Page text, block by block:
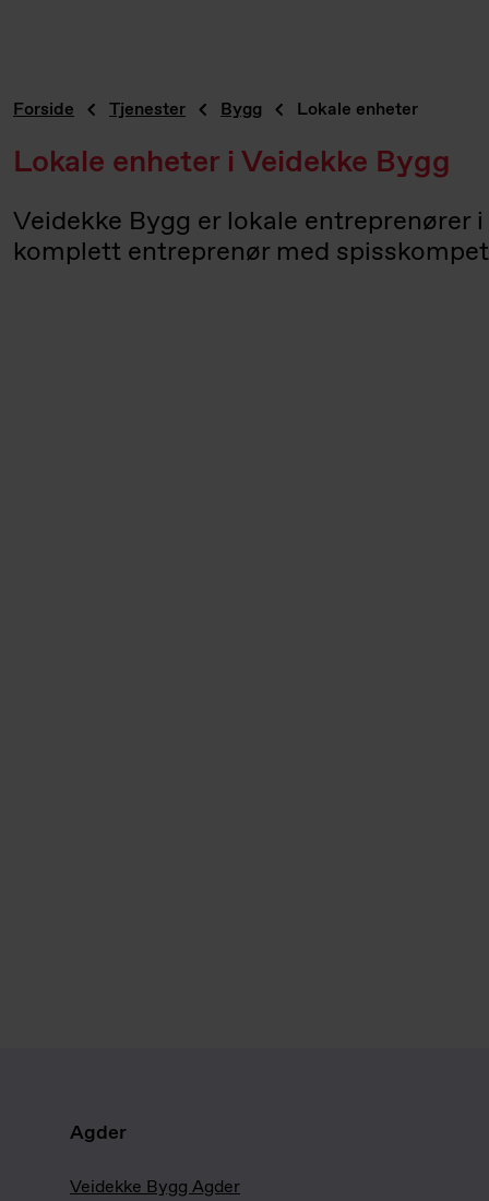
Forside Tjenester Bygg Lokale enheter
Lokale enheter i Veidekke Bygg
Veidekke Bygg er lokale entreprenører
komplett entreprenør med
Agder
Veidekke Bygg Agder